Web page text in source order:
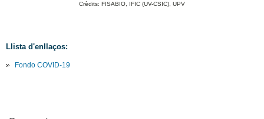
Crèdits: FISABIO, IFIC (UV-CSIC), UPV
Llista d'enllaços:
Fondo COVID-19